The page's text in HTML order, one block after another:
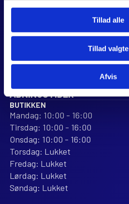
Tillad alle
Tillad valgte
Afvis
8960 Randers SØ
+45 28 81 26 43
webshop@jjmotorcykler.dk
salg@jjmotorcykler.dk
Anmeld os på Trustpilot
ÅBNINGSTIDER
BUTIKKEN
Mandag: 10:00 - 16:00
Tirsdag: 10:00 - 16:00
Onsdag: 10:00 - 16:00
Torsdag: Lukket
Fredag: Lukket
Lørdag: Lukket
Søndag: Lukket